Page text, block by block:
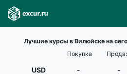
Лучшие курсы в Вилюйске на
Покупка
USD - -